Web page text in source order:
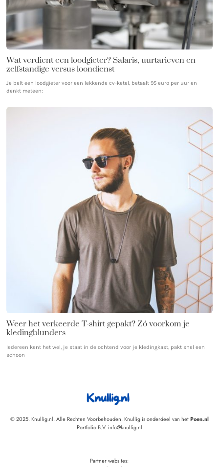
Wat verdient een loodgieter? Salaris, uurtarieven en
zelfstandige versus loondienst
Je belt een loodgieter voor een lekkende cv-ketel, betaalt 95 euro per uur en
denkt meteen:
Weer het verkeerde T-shirt gepakt? Zó voorkom je
kledingblunders
Iedereen kent het wel, je staat in de ochtend voor je kledingkast, pakt snel een
schoon
© 2025. Knullig.nl. Alle Rechten Voorbehouden. Knullig is onderdeel van hetPoen.nl
Portfolio B.V. info@knullig.nl
Partner websites: